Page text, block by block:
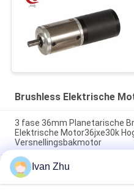
Brushless Elektrische
3 fase 36mm Planetarische
Elektrische Motor36jxe30k
Versnellingsbakmotor
33mm 24V BLDC van 3.0N.M
de Elektrische Fiets van de
Ivan Zhu